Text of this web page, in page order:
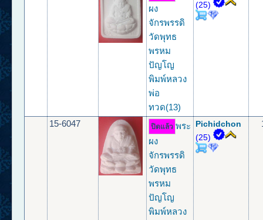
ผง
จักรพรรดิ
วัดพุทธ
พรหม
ปัญโญ
พิมพ์หลวง
พ่อ
ทวด(13)
(25)
15-6047 ปิดแล้ว พระ
ผง
จักรพรรดิ
วัดพุทธ
พรหม
ปัญโญ
พิมพ์หลวง
Pichidchon
(25)